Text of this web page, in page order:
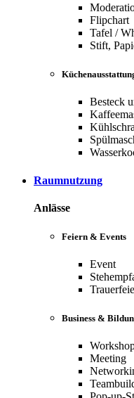
Flipchart
Tafel /
Stift,
Besteck
Raumnutzung
Anlässe
Feiern & Events
Event
Business &
Meeting